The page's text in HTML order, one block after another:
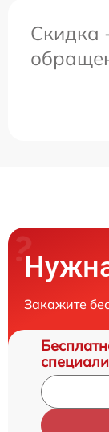
Скидка
Закажите